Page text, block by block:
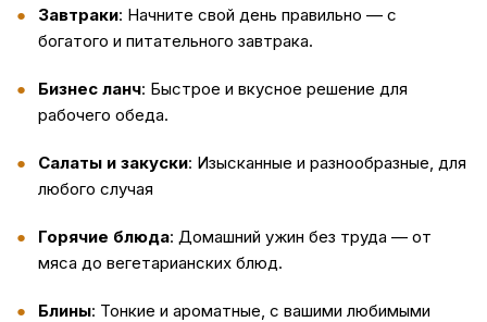
Завтраки: Начните свой день правильно — с
богатого и питательного завтрака.
Бизнес ланч: Быстрое и вкусное решение для
рабочего обеда.
Салаты и закуски: Изысканные и разнообразные, для
любого случая
Горячие блюда: Домашний ужин без труда — от
мяса до вегетарианских блюд.
Блины: Тонкие и ароматные, с вашими любимыми